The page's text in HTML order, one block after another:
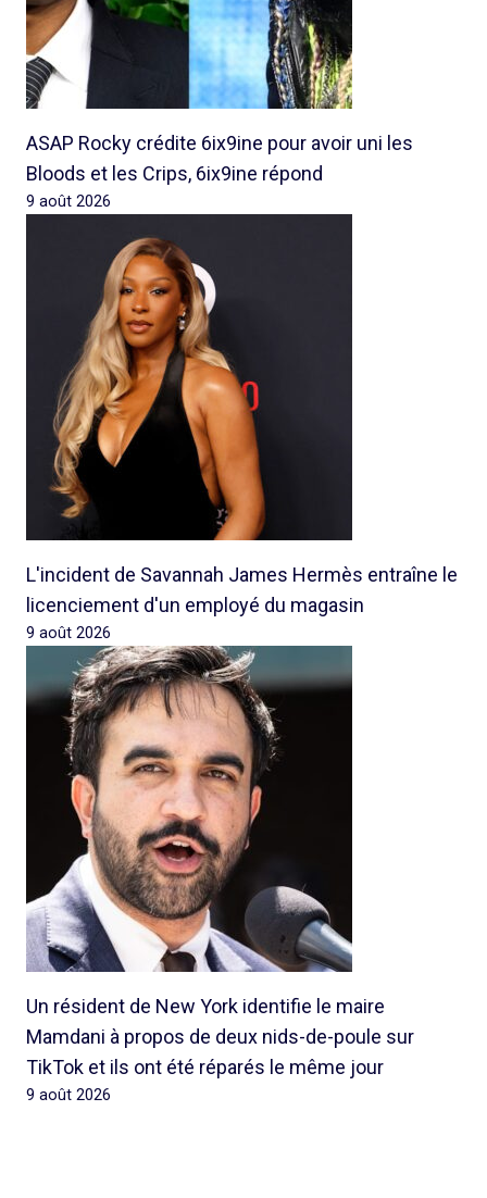
ASAP Rocky crédite 6ix9ine pour avoir uni les
Bloods et les Crips, 6ix9ine répond
9 août 2026
L'incident de Savannah James Hermès entraîne le
licenciement d'un employé du magasin
9 août 2026
Un résident de New York identifie le maire
Mamdani à propos de deux nids-de-poule sur
TikTok et ils ont été réparés le même jour
9 août 2026